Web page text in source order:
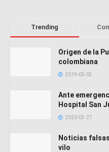
Trending
Origen de la
colombiana
2019-05-03
Ante
Hospital San
2020-03-27
Noticias
vilo